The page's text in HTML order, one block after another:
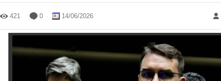
421 0 14/06/2026